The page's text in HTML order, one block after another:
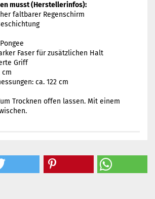
musst (Herstellerinfos):
faltbarer Regenschirm
Faser für zusätzlichen Halt
Griff
cm
ca. 122 cm
Trocknen offen lassen. Mit einem